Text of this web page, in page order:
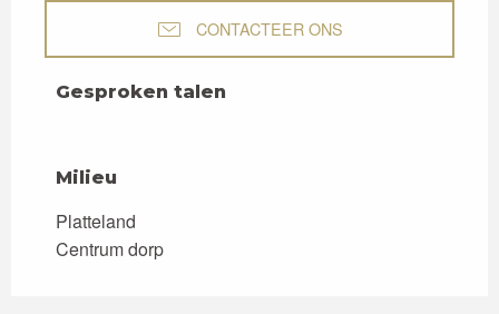
CONTACTEER ONS
Gesproken talen
Gesproken talen
Milieu
Milieu
Platteland
Centrum dorp